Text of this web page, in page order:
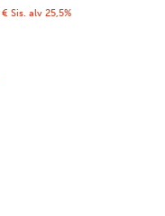
€ Sis. alv 25,5%